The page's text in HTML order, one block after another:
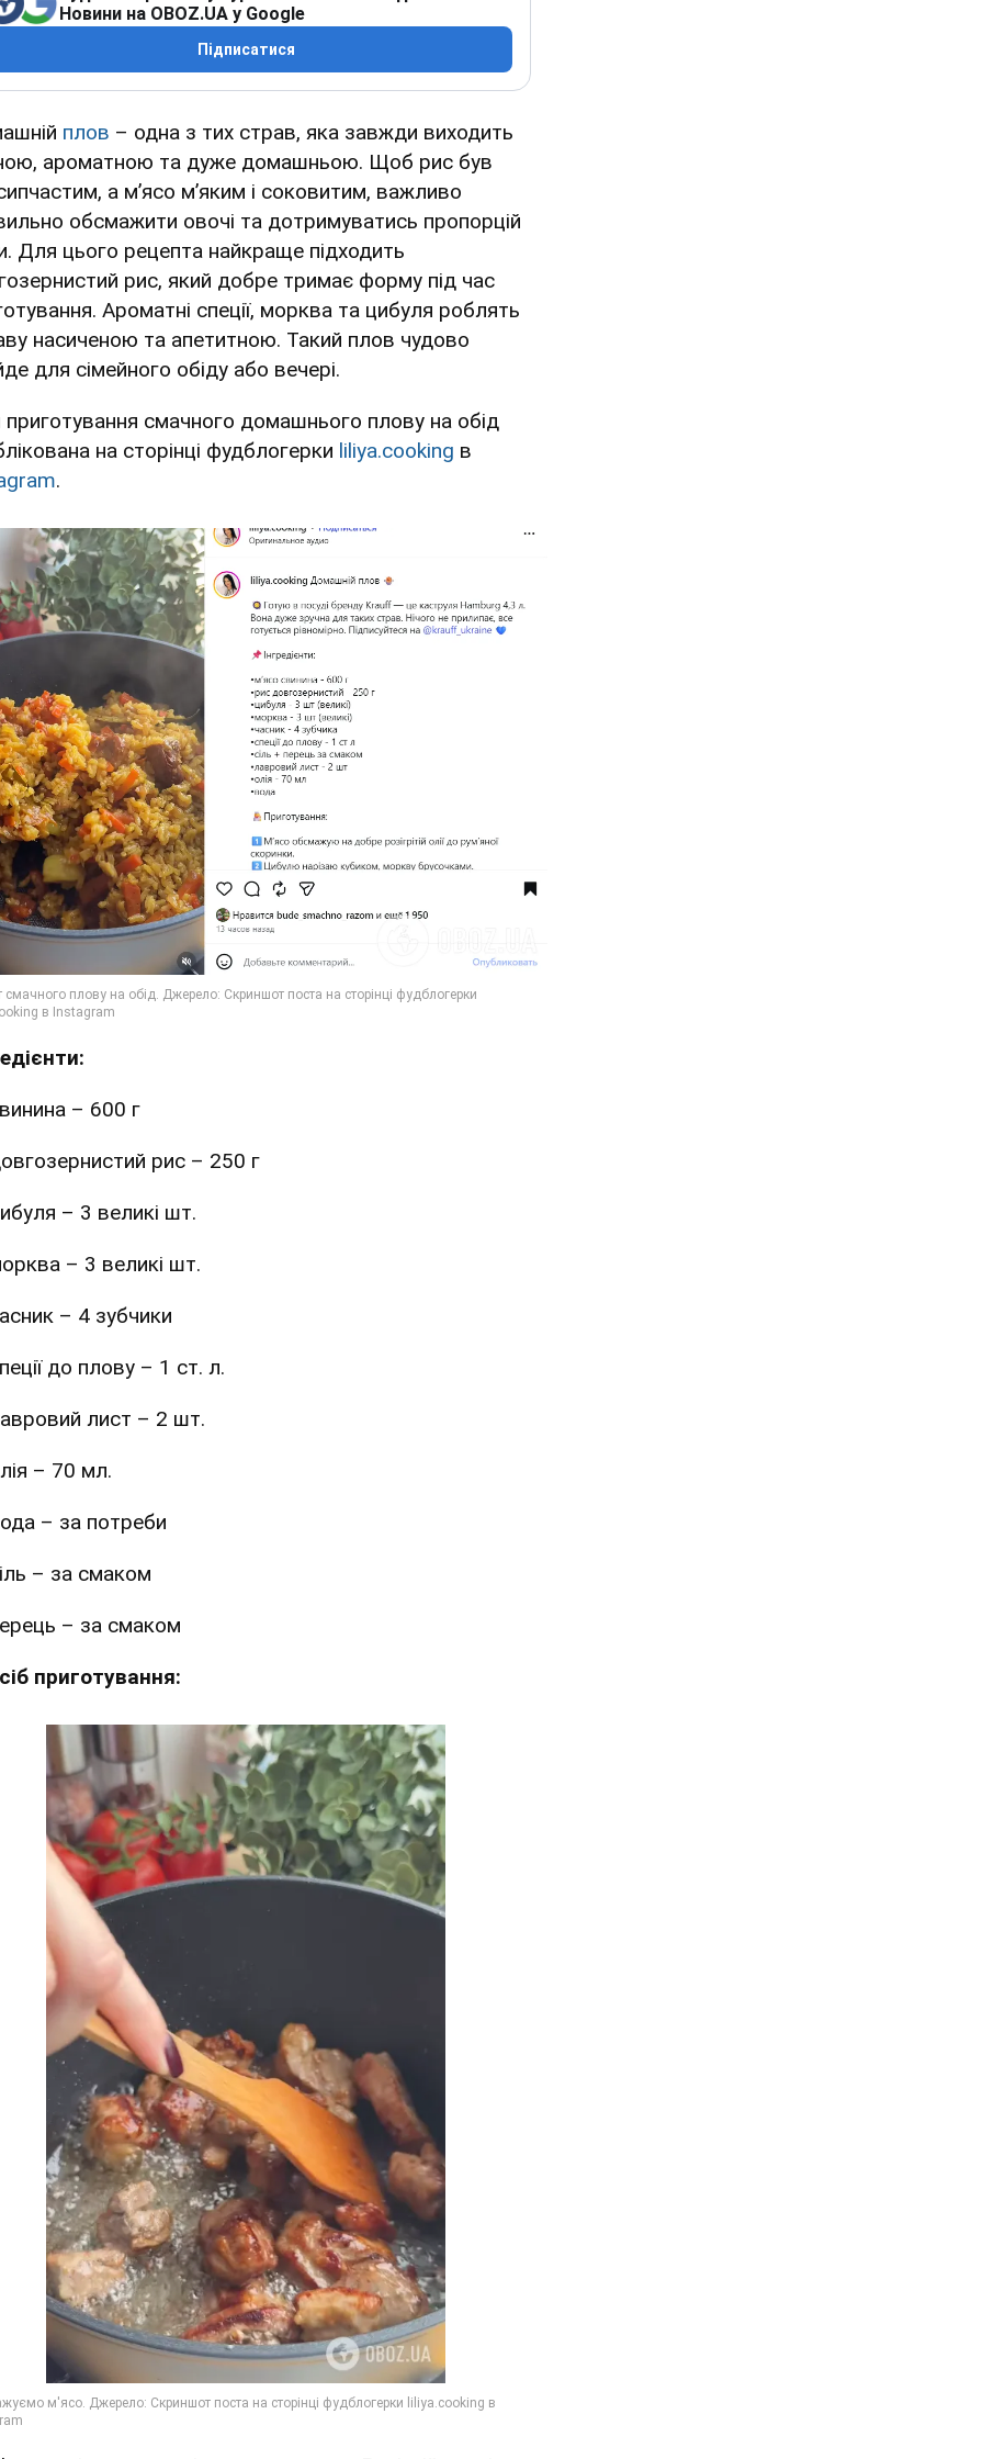
Новини на OBOZ.UA у Google
Підписатися
плов – одна з тих страв, яка завжди виходить
ароматною та дуже домашньою. Щоб рис був
а м’ясо м’яким і соковитим, важливо
обсмажити овочі та дотримуватись пропорцій
Для цього рецепта найкраще підходить
рис, який добре тримає форму під час
Ароматні спеції, морква та цибуля роблять
насиченою та апетитною. Такий плов чудово
для сімейного обіду або вечері.
приготування смачного домашнього плову на обід
на сторінці фудблогерки liliya.cooking в
.
– 600 г
рис – 250 г
– 3 великі шт.
– 3 великі шт.
– 4 зубчики
до плову – 1 ст. л.
лист – 2 шт.
– 70 мл.
– за потреби
– за смаком
– за смаком
приготування: